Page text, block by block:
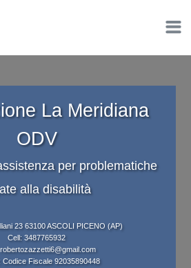
La Meridiana
ODV
per problematiche
alla disabilità
23 63100 ASCOLI PICENO (AP)
Cell: 3487765932
Codice Fiscale 92035890448